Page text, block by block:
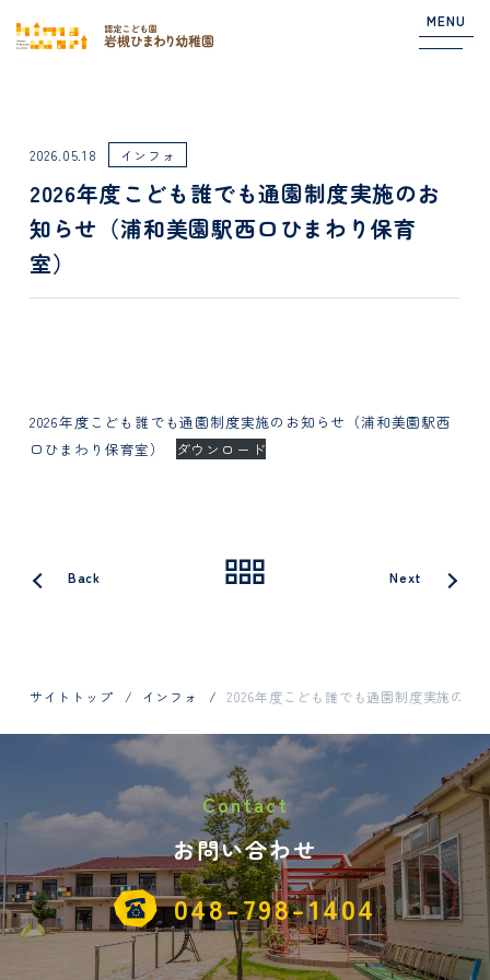
MENU
Top
NEWS
園からのお知らせ
About
お問い合わせはお電話で
048-798-1404
2026.05.18 インフォ
2026年度こども誰でも通園制度実施のお
知らせ（浦和美園駅西口ひまわり保育
室）
2026年度こども誰でも通園制度実施のお知らせ（浦和美園駅西
口ひまわり保育室）
ダウンロード
Back Next
サイトトップ インフォ 2026年度こども誰でも通園制度実施のお
Contact
お問い合わせ
048-798-1404